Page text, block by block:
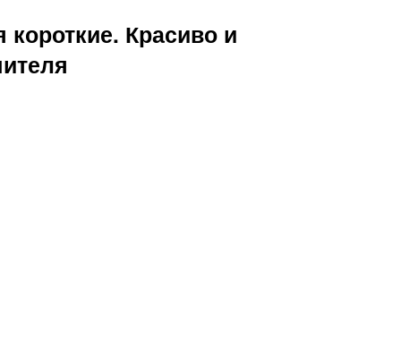
Красиво и